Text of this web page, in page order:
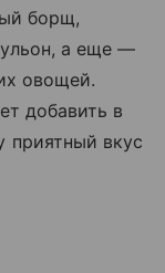
борщ,
а еще —
овощей.
добавить в
приятный вкус